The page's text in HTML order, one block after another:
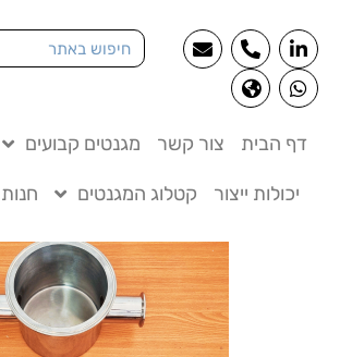
דף הבית צור קשר מגנטים קבועים
יכולות ייצור קטלוג המגנטים חנות